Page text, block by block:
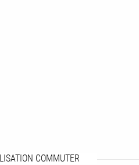
COMMUTER